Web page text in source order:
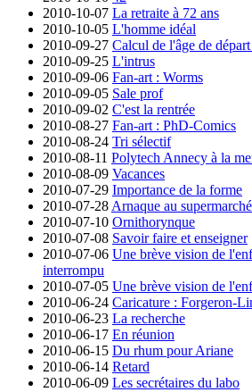
2010-10-07 La retraite à 72 ans
2010-10-05 L'homme idéal
2010-09-27 Calcul de l'âge de
2010-09-25 L'intrus
2010-09-06 Fan-art : Worms
2010-09-05 Sale prof
2010-09-02 C'est la rentrée
2010-08-27 Fan-art : PhD-Comics
2010-08-24 Tri sélectif
2010-08-11 Polytech Annecy à la
2010-08-09 Vacances
2010-07-29 Importance de la forme
2010-07-28 Arnaque au supermarché
2010-07-10 Ornithorynque
2010-07-08 Savoir faire et enseigner
2010-07-06 Une brève vision de
interrompu
2010-07-05 Une brève vision de
2010-06-24 Caricature : Forgeron-
2010-06-23 La recherche
2010-06-17 En réunion
2010-06-15 Du rhum pour Ariane
2010-06-14 Retard
2010-06-09 Les secrétaires du labo